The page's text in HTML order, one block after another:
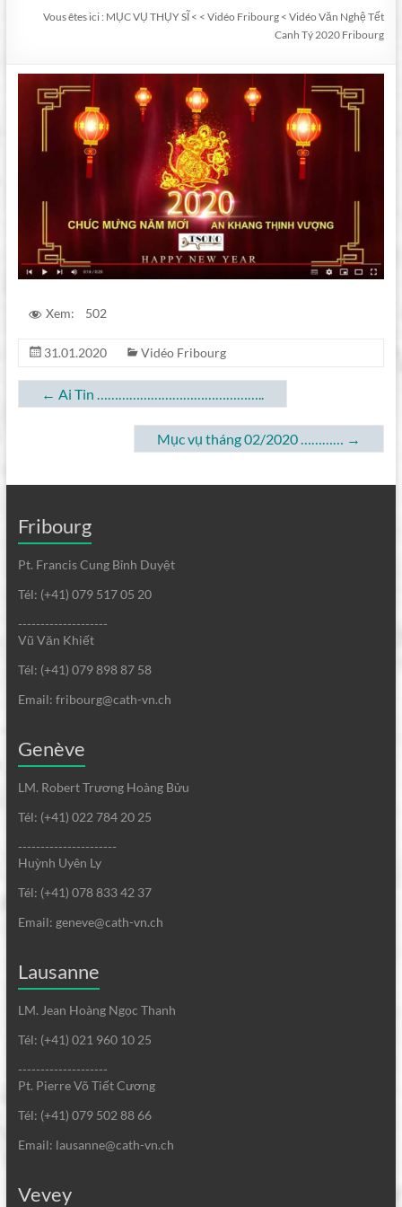
Vous êtes ici : MỤC VỤ THỤY SĨ < <Vidéo Fribourg <Vidéo Văn Nghệ Tết
Canh Tý 2020 Fribourg
Xem: 502
31.01.2020 Vidéo Fribourg
← Ai Tin ………………………………………..
Mục vụ tháng 02/2020 ………… →
Fribourg
Pt. Francis Cung Bỉnh Duyệt
Tél: (+41) 079 517 05 20
--------------------
Vũ Văn Khiết
Tél: (+41) 079 898 87 58
Email: fribourg@cath-vn.ch
Genève
LM. Robert Trương Hoàng Bửu
Tél: (+41) 022 784 20 25
----------------------
Huỳnh Uyên Ly
Tél: (+41) 078 833 42 37
Email: geneve@cath-vn.ch
Lausanne
LM. Jean Hoàng Ngọc Thanh
Tél: (+41) 021 960 10 25
--------------------
Pt. Pierre Võ Tiết Cương
Tél: (+41) 079 502 88 66
Email: lausanne@cath-vn.ch
Vevey